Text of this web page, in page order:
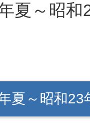
夏～昭和
夏～昭和23